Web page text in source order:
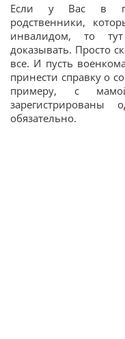
Если у Вас в
родственники,
инвалидом, то
доказывать. Просто
все. И пусть
принести справку о
примеру, с
обязательно.